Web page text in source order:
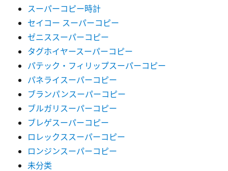
スーパーコピー時計
セイコー スーパーコピー
ゼニススーパーコピー
タグホイヤースーパーコピー
パテック・フィリップスーパーコピー
パネライスーパーコピー
ブランパンスーパーコピー
ブルガリスーパーコピー
ブレゲスーパーコピー
ロレックススーパーコピー
ロンジンスーパーコピー
未分类